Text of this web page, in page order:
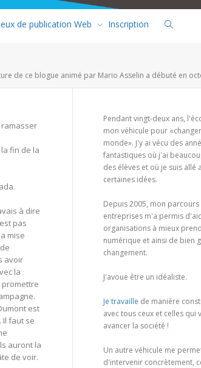
de publication Web Inscription
de ce blogue animé par Mario Asselin a débuté en
ramasser
fin de la
à dire
pas
mise
avoir
la
promettre
est
Il faut se
auront la
de voir.
Pendant vingt-deux ans,
mon véhicule pour
monde». J'y ai vécu des
fantastiques où j'ai
des élèves et où je suis allé
certaines idées.
Depuis 2005, mon parcours
entreprises m'a permis
organisations à mieux
numérique et ainsi de bien
changement.
J'avoue être un idéaliste.
Je travaille de manière
avec tous ceux et celles qui
avancer la société !
Un autre véhicule me
d'intervenir concrètement,